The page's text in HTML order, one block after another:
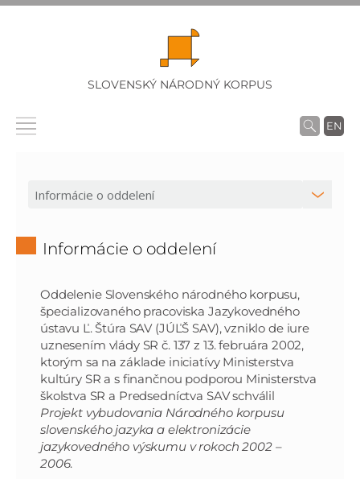
SLOVENSKÝ NÁRODNÝ KORPUS
EN
Informácie o oddelení
Oddelenie Slovenského národného korpusu,
špecializovaného pracoviska Jazykovedného
ústavu Ľ. Štúra SAV (JÚĽŠ SAV), vzniklo de iure
uznesením vlády SR č. 137 z 13. februára 2002,
ktorým sa na základe iniciatívy Ministerstva
kultúry SR a s finančnou podporou Ministerstva
školstva SR a Predsedníctva SAV schválil
Projekt vybudovania Národného korpusu
slovenského jazyka a elektronizácie
jazykovedného výskumu v rokoch 2002 –
2006.